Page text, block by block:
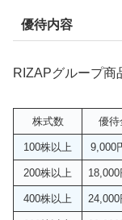
優待内容
RIZAPグループ商
株式数 優待
100株以上 9,000
200株以上 18,000
400株以上 24,000